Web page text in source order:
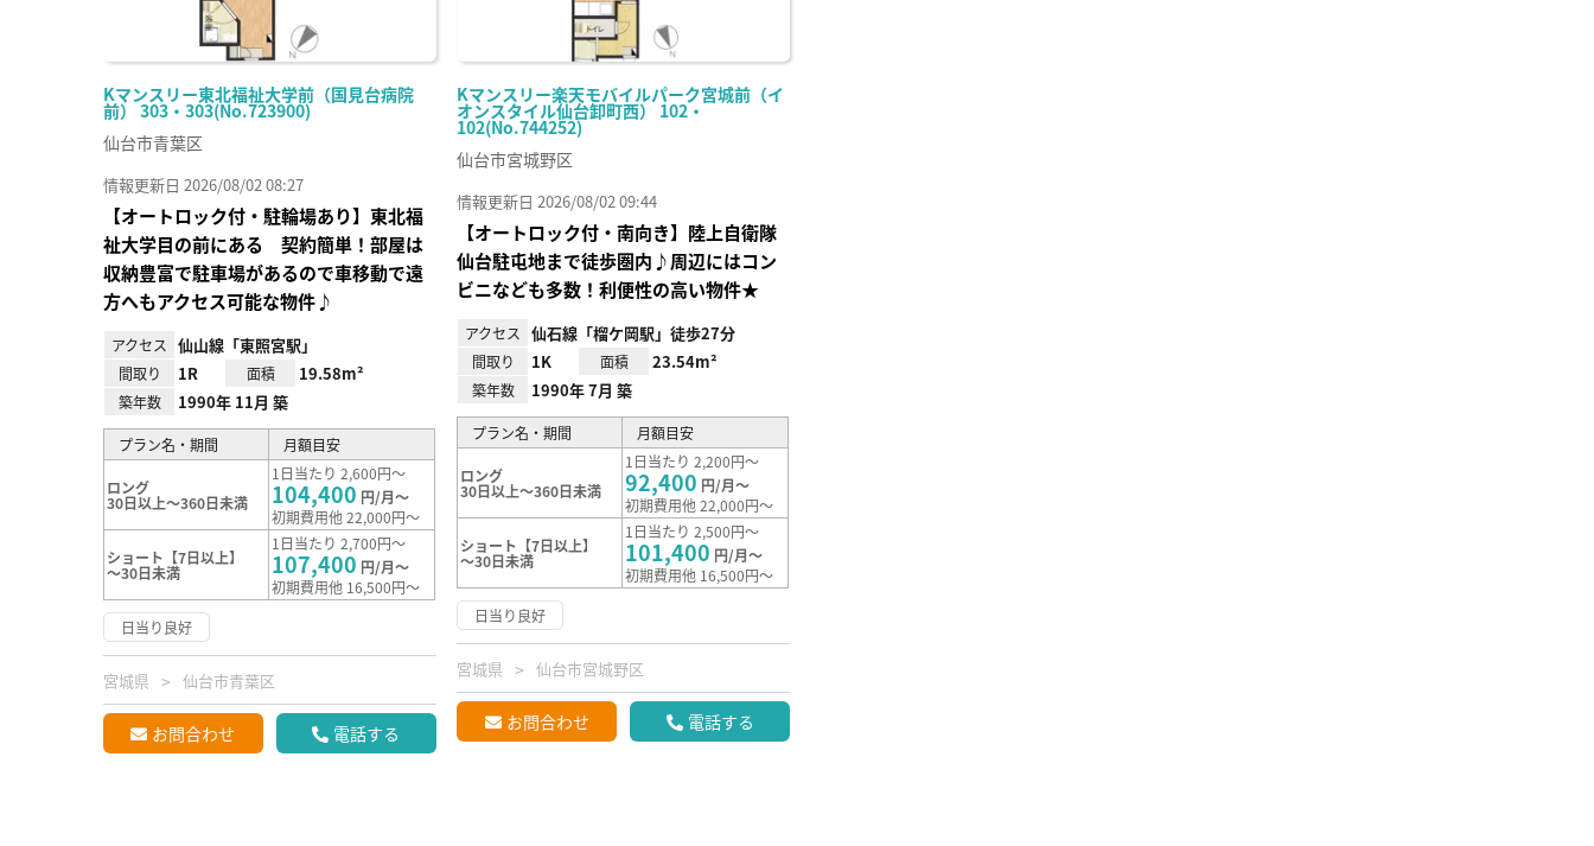
Kマンスリー東北福祉大学前（国見台病院
前） 303・303(No.723900)
仙台市青葉区
情報更新日 2026/08/02 08:27
【オートロック付・駐輪場あり】東北福
祉大学目の前にある 契約簡単！部屋は
収納豊富で駐車場があるので車移動で遠
方へもアクセス可能な物件♪
アクセス 仙山線「東照宮駅」
間取り 1R 面積 19.58m²
築年数 1990年 11月 築
プラン名・期間 月額目安
ロング
30日以上～360日未満
1日当たり 2,600円～
104,400 円/月～
初期費用他 22,000円～
ショート【7日以上】
～30日未満
1日当たり 2,700円～
107,400 円/月～
初期費用他 16,500円～
日当り良好
宮城県 仙台市青葉区
お問合わせ 電話する
Kマンスリー楽天モバイルパーク宮城前（イ
オンスタイル仙台卸町西） 102・
102(No.744252)
仙台市宮城野区
情報更新日 2026/08/02 09:44
【オートロック付・南向き】陸上自衛隊
仙台駐屯地まで徒歩圏内♪周辺にはコン
ビニなども多数！利便性の高い物件★
アクセス 仙石線「榴ケ岡駅」徒歩27分
間取り 1K 面積 23.54m²
築年数 1990年 7月 築
プラン名・期間 月額目安
ロング
30日以上～360日未満
1日当たり 2,200円～
92,400 円/月～
初期費用他 22,000円～
ショート【7日以上】
～30日未満
1日当たり 2,500円～
101,400 円/月～
初期費用他 16,500円～
日当り良好
宮城県 仙台市宮城野区
お問合わせ 電話する